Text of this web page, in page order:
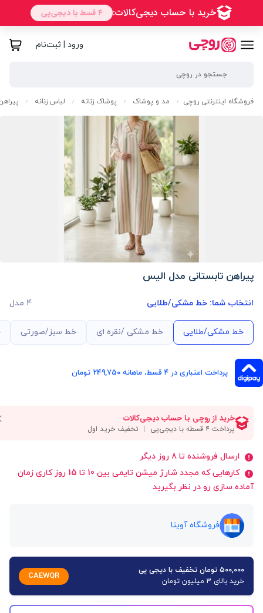
ورود | ثبت‌نام
فروشگاه اینترنتی روچی / مد و پوشاک / پوشاک زنانه / لباس زنانه /
پیراهن تابستانی مدل الیس
انتخاب شما: خط مشکی/طلایی 4 مدل
خط مشکی/طلایی خط مشکی /نقره ای خط سبز/صورتی
پرداخت اعتباری در ۴ قسط، ماهانه 249,750 تومان
ارسال فروشنده تا 8 روز دیگر
کارهایی که مجدد شارژ میشن تایمی بین 10 تا 15 روز کاری زمان
آماده سازی رو در نظر بگیرید
فروشگاه آوینا
۵۰۰,۰۰۰ تومان تخفیف با دیجی پی
خرید بالای 3 میلیون تومان
CAEWQR